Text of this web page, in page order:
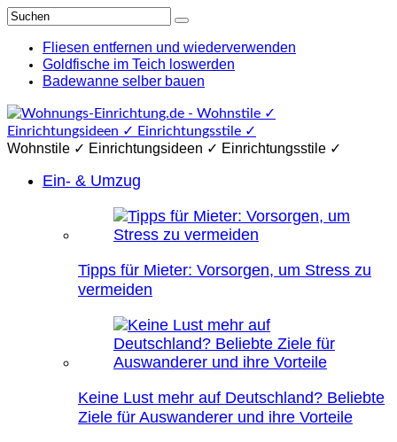
Fliesen entfernen und wiederverwenden
Goldfische im Teich loswerden
Badewanne selber bauen
Wohnstile ✓ Einrichtungsideen ✓ Einrichtungsstile ✓
Ein- & Umzug
Tipps für Mieter: Vorsorgen, um Stress zu
vermeiden
Keine Lust mehr auf Deutschland? Beliebte
Ziele für Auswanderer und ihre Vorteile